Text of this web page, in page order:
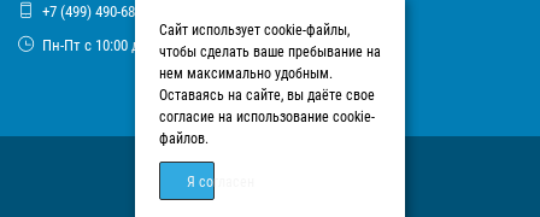
+7 (499) 490-68-93
Пн-Пт с 10:00 до 17:00
Сайт использует cookie-файлы,
чтобы сделать ваше пребывание на
нем максимально удобным.
Оставаясь на сайте, вы даёте свое
согласие на использование cookie-
файлов.
Я согласен